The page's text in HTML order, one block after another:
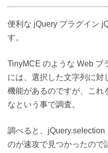
便利な jQuery プラグイン
す。
TinyMCE のような Web ブ
には、選択した文字列に対
機能があるのですが、これ
なという事で調査。
調べると、
のが速攻で見つかったので